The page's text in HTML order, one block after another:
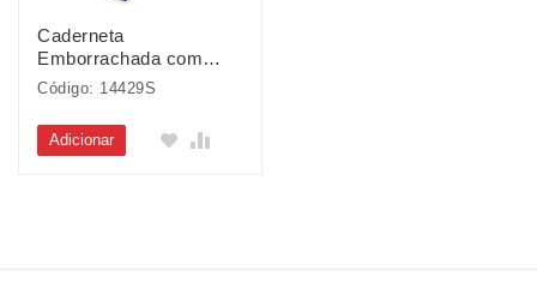
Caderneta
Emborrachada com
Porta Caneta
Código: 14429S
Adicionar